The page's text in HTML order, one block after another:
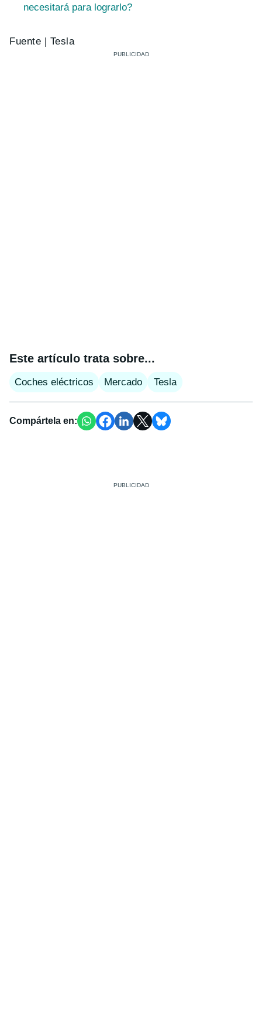
necesitará para lograrlo?
Fuente | Tesla
Este artículo trata sobre...
Coches eléctricos Mercado Tesla
Compártela en: